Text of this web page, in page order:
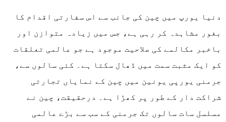
دنیا یورپ میں چین کی جانب سے اس سفارتی اقدام کا
بغور مشاہدہ کر رہی ہے، جس میں زیادہ متوازن اور
باخبر مکالمے کی صلاحیت موجود ہے جو عالمی تعلقات
کو ایک مثبت سمت میں ڈھال سکتا ہے۔ کئی سالوں سے،
جرمنی یورپی یونین میں چین کے نمایاں تجارتی
شراکت دار کے طور پر کھڑا ہے۔ درحقیقت، چین نے
مسلسل سات سالوں تک جرمنی کے سب سے بڑے عالمی